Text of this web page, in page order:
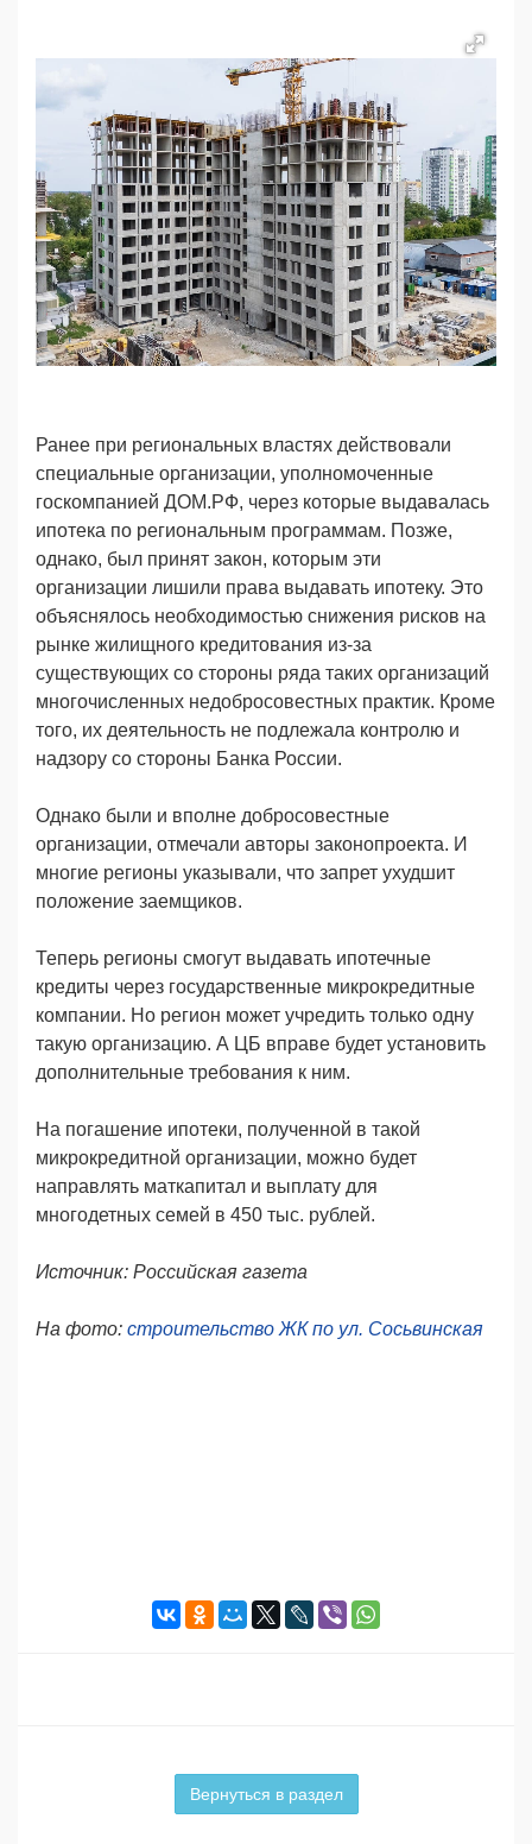
Ранее при региональных властях действовали
специальные организации, уполномоченные
госкомпанией ДОМ.РФ, через которые выдавалась
ипотека по региональным программам. Позже,
однако, был принят закон, которым эти
организации лишили права выдавать ипотеку. Это
объяснялось необходимостью снижения рисков на
рынке жилищного кредитования из-за
существующих со стороны ряда таких организаций
многочисленных недобросовестных практик. Кроме
того, их деятельность не подлежала контролю и
надзору со стороны Банка России.
Однако были и вполне добросовестные
организации, отмечали авторы законопроекта. И
многие регионы указывали, что запрет ухудшит
положение заемщиков.
Теперь регионы смогут выдавать ипотечные
кредиты через государственные микрокредитные
компании. Но регион может учредить только одну
такую организацию. А ЦБ вправе будет установить
дополнительные требования к ним.
На погашение ипотеки, полученной в такой
микрокредитной организации, можно будет
направлять маткапитал и выплату для
многодетных семей в 450 тыс. рублей.
Источник: Российская газета
На фото: строительство ЖК по ул. Сосьвинская
Вернуться в раздел